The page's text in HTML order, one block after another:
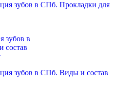
зубов в СПб. Прокладки для
зубов в СПб. Виды и состав